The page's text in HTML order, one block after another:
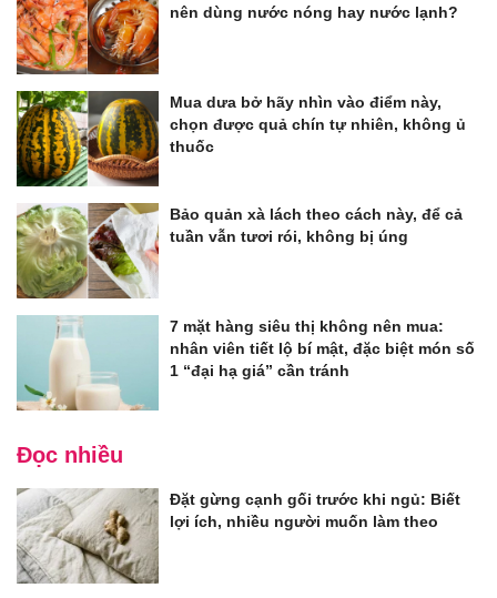
nên dùng nước nóng hay nước lạnh?
Mua dưa bở hãy nhìn vào điểm này,
chọn được quả chín tự nhiên, không ủ
thuốc
Bảo quản xà lách theo cách này, để cả
tuần vẫn tươi rói, không bị úng
7 mặt hàng siêu thị không nên mua:
nhân viên tiết lộ bí mật, đặc biệt món số
1 “đại hạ giá” cần tránh
Đọc nhiều
Đặt gừng cạnh gối trước khi ngủ: Biết
lợi ích, nhiều người muốn làm theo